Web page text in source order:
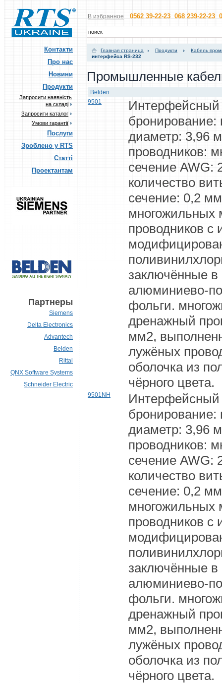
В избранное 0562 39-22-23 068 239-22-23
Контакти
Про нас
Новини
Продукти
Запросити наявність
на складі
Запросити каталог
Умови гарантії
Послуги
Зроблено у RTS
Статті
Проектантам
Партнеры
Siemens
Delta Electronics
Advantech
Belden
Rittal
QNX Software Systems
Schneider Electric
Главная страница Продукти
Кабель
интерфейса RS-232
Промышленные
Belden
9501
Интерфейсный
диаметр: 3,96
проводников:
сечение AWG:
количество
сечение: 0,2
многожильных
проводников с
заключённые
алюминиево-
фольги.
дренажный
мм2,
лужёных
оболочка из
чёрного цвета.
9501NH
Интерфейсный
диаметр: 3,96
проводников:
сечение AWG:
количество
сечение: 0,2
многожильных
проводников с
заключённые
алюминиево-
фольги.
дренажный
мм2,
лужёных
оболочка из
чёрного цвета.